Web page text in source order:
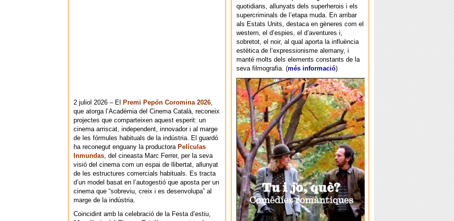
quotidians, allunyats dels superherois i els
supercriminals de l’etapa muda. En arribar
als Estats Units, destaca en gèneres com el
western, el d’espies, el d’aventures i,
sobretot, el noir, al qual aporta la influència
estètica de l’expressionisme alemany, i
manté molts dels elements constants de la
seva filmografia. (més informació)
2 juliol 2026 – El Premi Pepón Coromina 2026,
que atorga l’Acadèmia del Cinema Català, reconeix
projectes que comparteixen aquest esperit: un
cinema arriscat, independent, innovador i al marge
de les fórmules habituals de la indústria. El guardó
ha reconegut enguany la productora Películas
Inmundas, del cineasta Marc Ferrer, per la seva
visió del cinema com un espai de llibertat, allunyat
de les estructures comercials habituals. Es tracta
d’un model basat en l’autogestió que aposta per un
cinema que “sobreviu, creix i es desenvolupa” al
marge de la indústria.
Coincidint amb la celebració de la Festa d’estiu,